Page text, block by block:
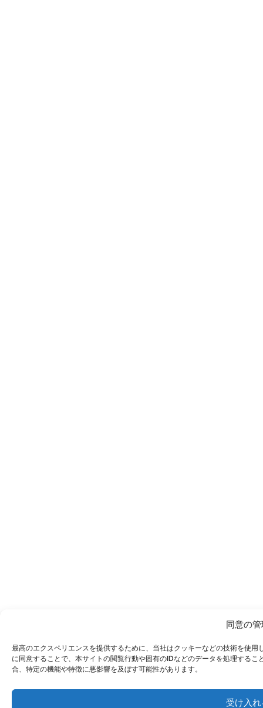
同意の
最高のエクスペリエンスを提供するために、当社はクッキーなどの技術を使
に同意することで、本サイトの閲覧行動や固有のIDなどのデータを処理する
合、特定の機能や特徴に悪影響を及ぼす可能性があります。
受け入